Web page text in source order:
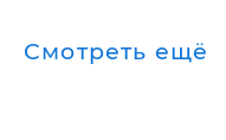
Смотреть ещё